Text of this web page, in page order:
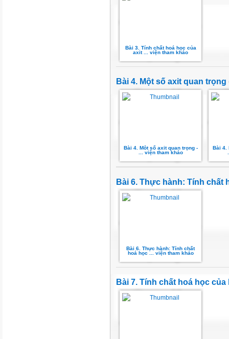
Bài 3. Tính chất hoá học của
axit ... viện tham khảo
Bài 4. Một số axit quan trọng
Bài 4. Môt số axit quan trọng -
... viện tham khảo
Bài 4.
Bài 6. Thực hành: Tính chất
Bài 6. Thực hành: Tính chất
hoá học ... viện tham khảo
Bài 7. Tính chất hoá học của